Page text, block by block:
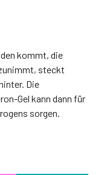
kommt, die
steckt
Die
Gel kann dann für
sorgen.